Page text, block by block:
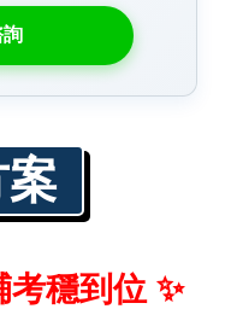
穩到位 ✨